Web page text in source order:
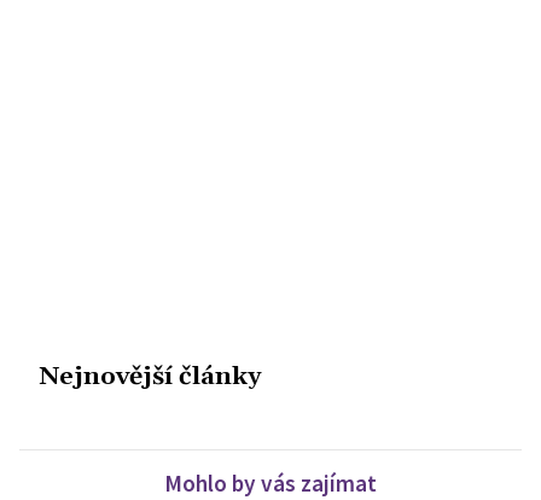
Nejnovější články
Mohlo by vás zajímat